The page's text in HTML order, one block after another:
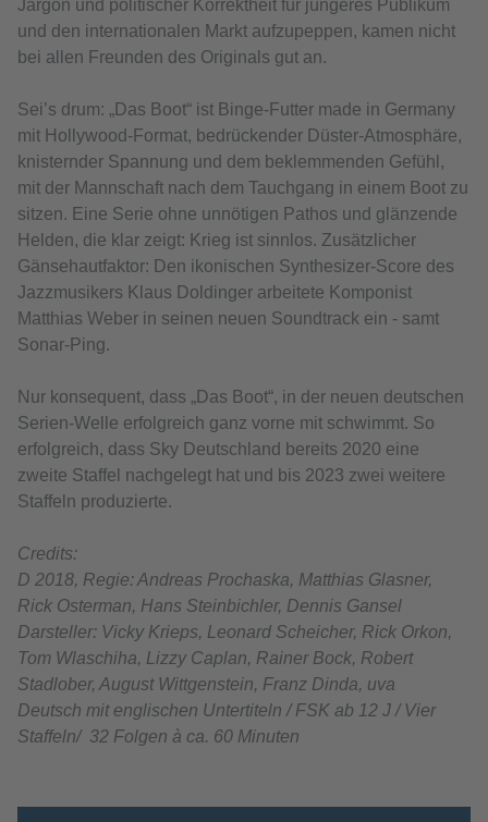
Jargon und politischer Korrektheit für jüngeres Publikum
und den internationalen Markt aufzupeppen, kamen nicht
bei allen Freunden des Originals gut an.
Sei’s drum: „Das Boot“ ist Binge-Futter made in Germany
mit Hollywood-Format, bedrückender Düster-Atmosphäre,
knisternder Spannung und dem beklemmenden Gefühl,
mit der Mannschaft nach dem Tauchgang in einem Boot zu
sitzen. Eine Serie ohne unnötigen Pathos und glänzende
Helden, die klar zeigt: Krieg ist sinnlos. Zusätzlicher
Gänsehautfaktor: Den ikonischen Synthesizer-Score des
Jazzmusikers Klaus Doldinger arbeitete Komponist
Matthias Weber in seinen neuen Soundtrack ein - samt
Sonar-Ping.
Nur konsequent, dass „Das Boot“, in der neuen deutschen
Serien-Welle erfolgreich ganz vorne mit schwimmt. So
erfolgreich, dass Sky Deutschland bereits 2020 eine
zweite Staffel nachgelegt hat und bis 2023 zwei weitere
Staffeln produzierte.
Credits:
D 2018, Regie: Andreas Prochaska, Matthias Glasner,
Rick Osterman, Hans Steinbichler, Dennis Gansel
Darsteller: Vicky Krieps, Leonard Scheicher, Rick Orkon,
Tom Wlaschiha, Lizzy Caplan, Rainer Bock, Robert
Stadlober, August Wittgenstein, Franz Dinda, uva
Deutsch mit englischen Untertiteln / FSK ab 12 J / Vier
Staffeln/ 32 Folgen à ca. 60 Minuten